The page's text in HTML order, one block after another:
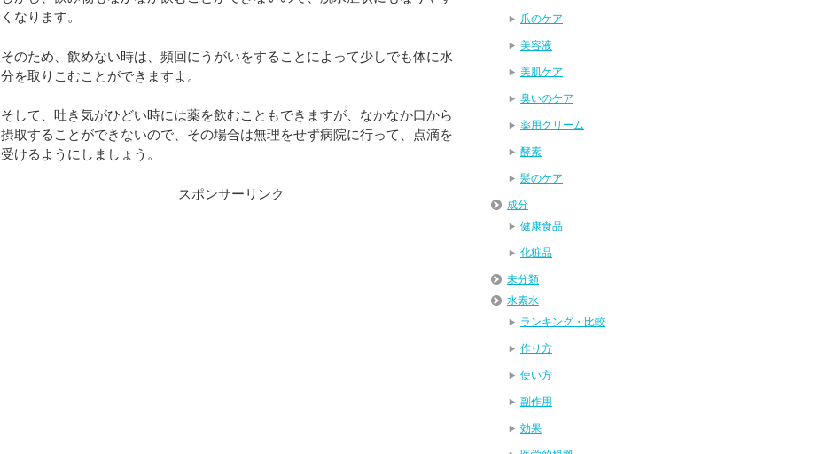
くなります。
そのため、飲めない時は、頻回にうがいをすることによって少しでも体に水
分を取りこむことができますよ。
そして、吐き気がひどい時には薬を飲むこともできますが、なかなか口から
摂取することができないので、その場合は無理をせず病院に行って、点滴を
受けるようにしましょう。
スポンサーリンク
爪のケア
美容液
美肌ケア
臭いのケア
薬用クリーム
酵素
髪のケア
成分
健康食品
化粧品
未分類
水素水
ランキング・比較
作り方
使い方
副作用
効果